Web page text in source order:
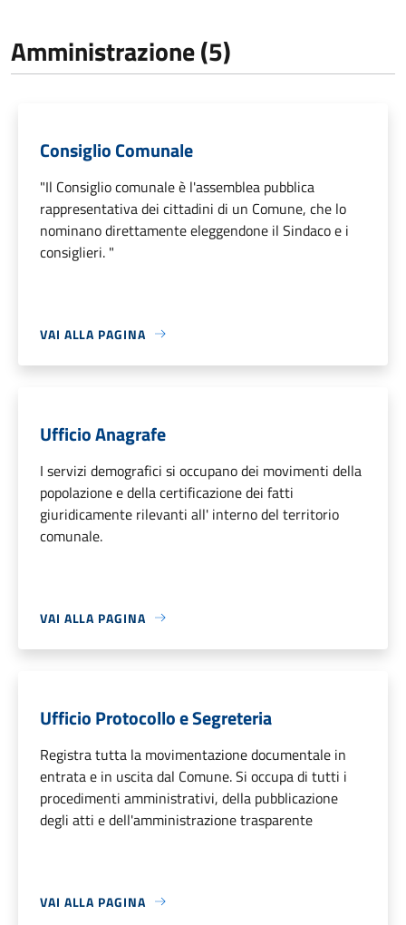
Amministrazione (5)
Consiglio Comunale
"Il Consiglio comunale è l'assemblea pubblica
rappresentativa dei cittadini di un Comune, che lo
nominano direttamente eleggendone il Sindaco e i
consiglieri. "
VAI ALLA PAGINA
Ufficio Anagrafe
I servizi demografici si occupano dei movimenti della
popolazione e della certificazione dei fatti
giuridicamente rilevanti all' interno del territorio
comunale.
VAI ALLA PAGINA
Ufficio Protocollo e Segreteria
Registra tutta la movimentazione documentale in
entrata e in uscita dal Comune. Si occupa di tutti i
procedimenti amministrativi, della pubblicazione
degli atti e dell'amministrazione trasparente
VAI ALLA PAGINA